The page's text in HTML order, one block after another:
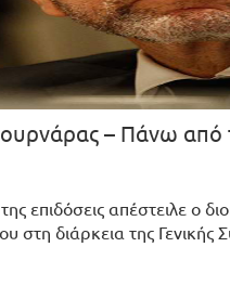
– Πάνω
επιδόσεις απέστειλε ο
στη διάρκεια της